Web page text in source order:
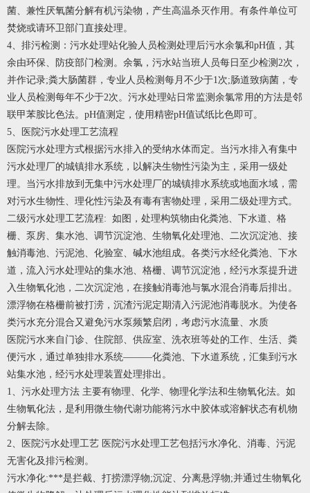
菌、兼性厌氧菌分解有机污染物，产生高温杀灭作用。有条件单位可
焚烧或请环卫部门直接处理。
4、排污检测：污水处理站化验人员检测处理后污水余氯和pH值，其
余由环保、防疫部门检测。余氯，污水站当班人员每日至少检测2次，
并作记录;粪大肠菌群，专业人员检测每月不少于1次;肠道致病菌，专
业人员检测每年不少于2次。污水处理站日常监测余氯常用的方法是邻
联甲苯胺比色法。pH值测定，使用精密pH值试纸比色即可。
5、医院污水处理工艺流程
医院污水处理方式根据污水排入的受纳水体而定。当污水排入有集中
污水处理厂的城镇排水系统，以解决生物性污染为主，采用一级处
理。当污水排放到无集中污水处理厂的城镇排水系统或地面水域，需
对污水生物性、理化性污染及有毒有害物处理，采用二级处理方式。
二级污水处理工艺流程: 如图，处理构筑物由化粪池、下水道、格
栅、泵房、集水池、调节沉淀池、生物氧化处理池、二次沉淀池、接
触消毒池、污泥池、化验室、碱水池组成。各类污水经化粪池、下水
道，流入污水处理站的集水池、格栅、调节沉淀池，经污水泵提升进
入生物氧化池，二次沉淀池，在接触消毒池与氯水混合消毒后排出。
漂浮物在格栅前被打涝，沉渣污泥定期清入污泥池消毒脱水。为使各
类污水充分混合又避免污水泵频繁启闭，考虑污水流量、水质
医院污水来自门诊、住院部、供应室、洗衣班等处的工作、生活、粪
便污水，通过单独排水系统———化粪池、下水道系统，汇集到污水
站集水池，经污水处理装置处理排出。
1、污水处理方法 主要有物理、化学、物理化学法和生物氧化法。如
生物氧化法，是利用微生物代谢功能将污水中胶体或溶解状态有机物
分解去除。
2、医院污水处理工艺 医院污水处理工艺包括污水净化、消毒、污泥
无害化及排污检测。
污水净化:***是拦截、打捞漂浮物;沉淀、分离悬浮物;并通过生物氧化